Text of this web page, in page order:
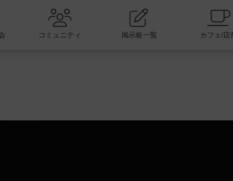
ボードゲーム会 コミュニティ 掲示板一覧